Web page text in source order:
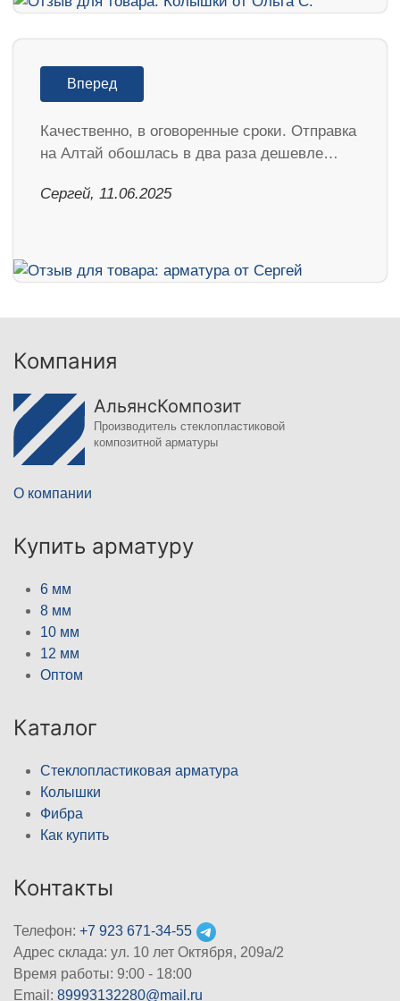
Вперед
Качественно, в оговоренные сроки. Отправка
на Алтай обошлась в два раза дешевле…
Сергей, 11.06.2025
Компания
АльянсКомпозит
Производитель стеклопластиковой
композитной арматуры
О компании
Купить арматуру
6 мм
8 мм
10 мм
12 мм
Оптом
Каталог
Стеклопластиковая арматура
Колышки
Фибра
Как купить
Контакты
Телефон: +7 923 671-34-55
Адрес склада: ул. 10 лет Октября, 209а/2
Время работы: 9:00 - 18:00
Email: 89993132280@mail.ru